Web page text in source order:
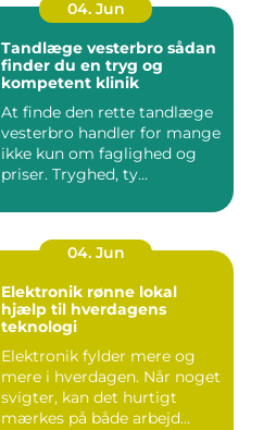
04. Jun
Tandlæge vesterbro sådan
finder du en tryg og
kompetent klinik
At finde den rette tandlæge
vesterbro handler for mange
ikke kun om faglighed og
priser. Tryghed, ty...
04. Jun
Elektronik rønne lokal
hjælp til hverdagens
teknologi
Elektronik fylder mere og
mere i hverdagen. Når noget
svigter, kan det hurtigt
mærkes på både arbejd...